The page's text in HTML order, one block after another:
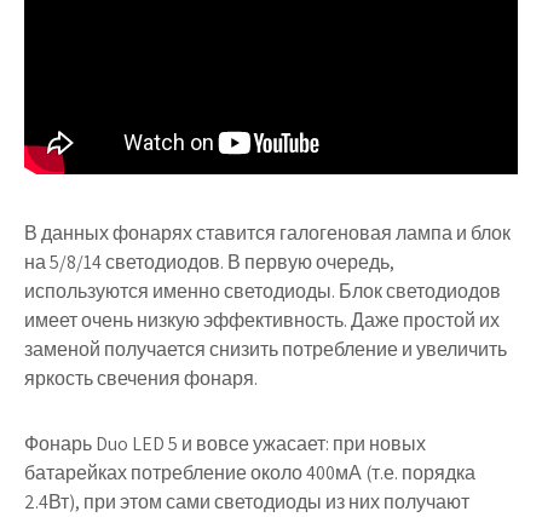
В данных фонарях ставится галогеновая лампа и блок
на 5/8/14 светодиодов. В первую очередь,
используются именно светодиоды. Блок светодиодов
имеет очень низкую эффективность. Даже простой их
заменой получается снизить потребление и увеличить
яркость свечения фонаря.
Фонарь Duo LED 5 и вовсе ужасает: при новых
батарейках потребление около 400мА (т.е. порядка
2.4Вт), при этом сами светодиоды из них получают